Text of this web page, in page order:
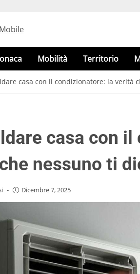
Mobilità Territorio
casa con il condizionatore: la verità
casa con
nessuno ti
- Dicembre 7, 2025